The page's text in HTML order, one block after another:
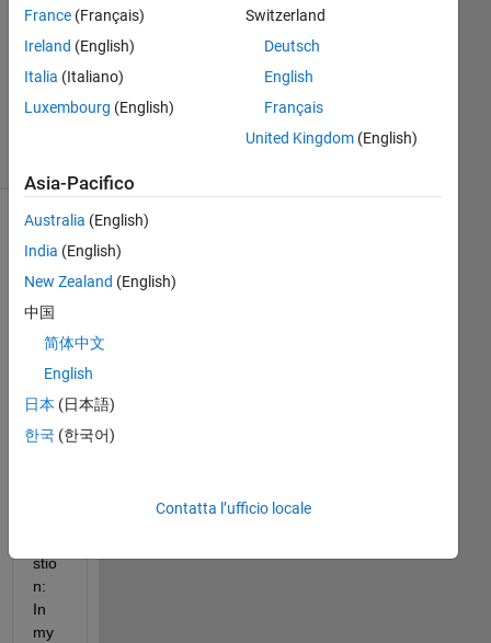
Aggiornato
2025
29
commenti
meno
recenti
Hi!:
)
stio
n:
In
my
France (Français)
Ireland (English)
Italia (Italiano)
Luxembourg (English)
Switzerland
Deutsch
English
Français
United Kingdom(English)
Asia-Pacifico
Australia (English)
India (English)
New Zealand (English)
中国
简体中文
English
日本 (日本語)
한국 (한국어)
Contatta l’ufficio locale